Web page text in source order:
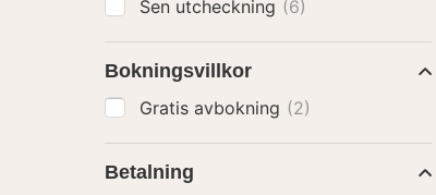
Sen utcheckning (6)
Bokningsvillkor
Gratis avbokning (2)
Betalning